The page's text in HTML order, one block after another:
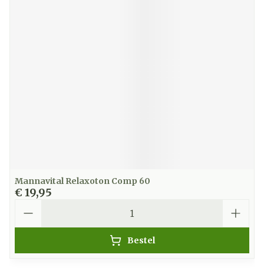
Mannavital Relaxoton Comp 60
€ 19,95
Bestel